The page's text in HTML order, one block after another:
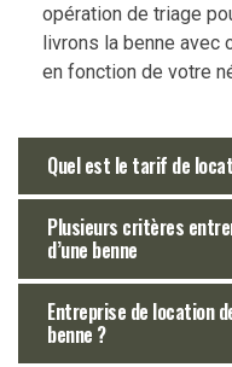
opération de triage
livrons la benne avec
en fonction de votre
Quel est le tarif de
Plusieurs critères
d’une benne
Entreprise de location
benne ?